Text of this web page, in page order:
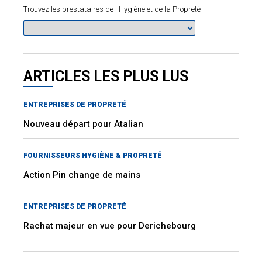
Trouvez les prestataires de l'Hygiène et de la Propreté
ARTICLES LES PLUS LUS
ENTREPRISES DE PROPRETÉ
Nouveau départ pour Atalian
FOURNISSEURS HYGIÈNE & PROPRETÉ
Action Pin change de mains
ENTREPRISES DE PROPRETÉ
Rachat majeur en vue pour Derichebourg